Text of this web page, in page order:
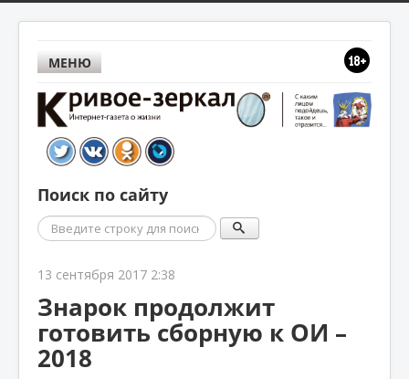
МЕНЮ
Поиск по сайту
Поиск
13 сентября 2017 2:38
Знарок продолжит
готовить сборную к ОИ –
2018